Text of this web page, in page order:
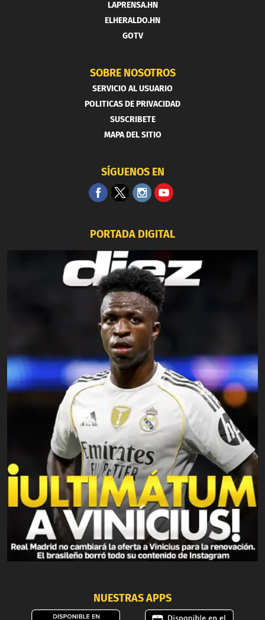
LAPRENSA.HN
ELHERALDO.HN
GOTV
SOBRE NOSOTROS
SERVICIO AL USUARIO
POLITICAS DE PRIVACIDAD
SUSCRIBETE
MAPA DEL SITIO
SÍGUENOS EN
PORTADA DIGITAL
NUESTRAS APPS